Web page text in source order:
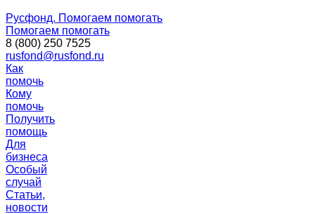
Русфонд. Помогаем помогать
Помогаем помогать
8 (800) 250 7525
rusfond@rusfond.ru
Как
помочь
Кому
помочь
Получить
помощь
Для
бизнеса
Особый
случай
Статьи,
новости